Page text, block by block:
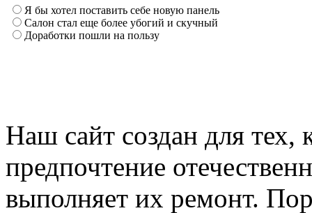
Я бы хотел поставить себе новую панель
Салон стал еще более убогий и скучный
Доработки пошли на пользу
Наш сайт создан для тех,
предпочтение
выполняет их ремонт.